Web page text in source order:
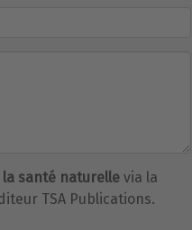
santé naturelle via la
TSA Publications.